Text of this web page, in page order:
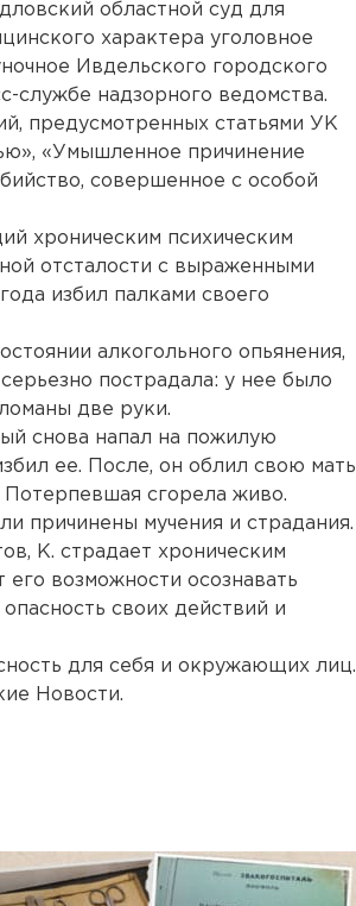
областной суд для
характера уголовное
Ивдельского городского
службе надзорного ведомства.
предусмотренных статьями УК
«Умышленное причинение
совершенное с особой
хроническим психическим
отсталости с выраженными
избил палками своего
алкогольного опьянения,
пострадала: у нее было
две руки.
снова напал на пожилую
ее. После, он облил свою мать
сгорела живо.
причинены мучения и страдания.
К. страдает хроническим
возможности осознавать
своих действий и
для себя и окружающих лиц.
Новости.